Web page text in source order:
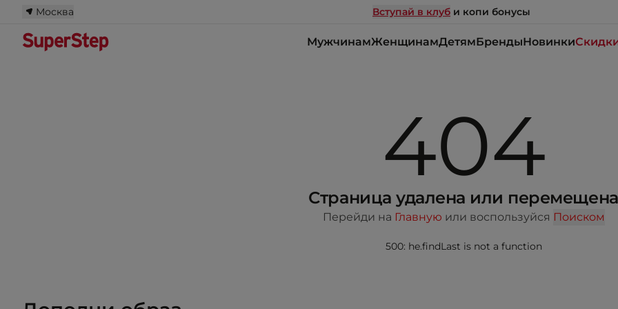
Москва Вступай в клуб и копи бонусы
МужчинамЖенщинамДетямБрендыНовинки
404
Страница удалена или перемещена
Перейди на Главную или воспользуйся Поиском
500: he.findLast is not a function